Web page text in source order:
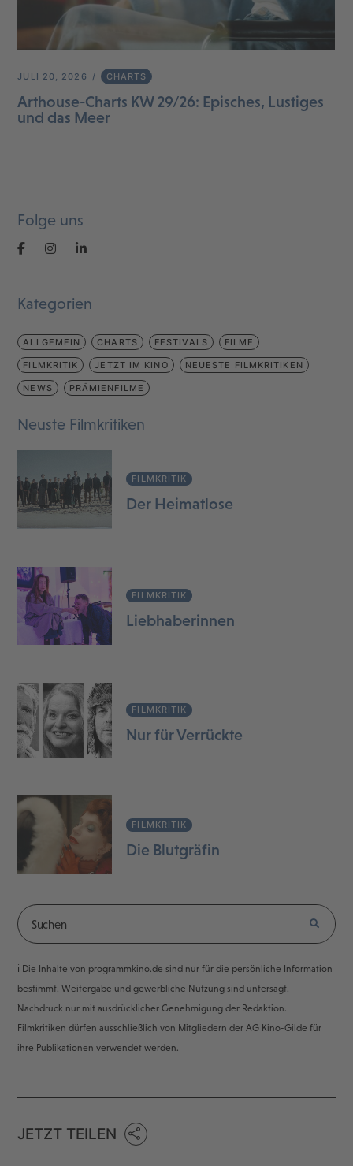
JULI 20, 2026 CHARTS
Arthouse-Charts KW 29/26: Episches, Lustiges
und das Meer
Folge uns
Kategorien
ALLGEMEIN CHARTS FESTIVALS FILME
FILMKRITIK JETZT IM KINO NEUESTE FILMKRITIKEN
NEWS PRÄMIENFILME
Neuste Filmkritiken
FILMKRITIK
Der Heimatlose
FILMKRITIK
Liebhaberinnen
FILMKRITIK
Nur für Verrückte
FILMKRITIK
Die Blutgräfin
ℹ️ Die Inhalte von programmkino.de sind nur für die persönliche Information
bestimmt. Weitergabe und gewerbliche Nutzung sind untersagt.
Nachdruck nur mit ausdrücklicher Genehmigung der Redaktion.
Filmkritiken dürfen ausschließlich von Mitgliedern der AG Kino-Gilde für
ihre Publikationen verwendet werden.
JETZT TEILEN